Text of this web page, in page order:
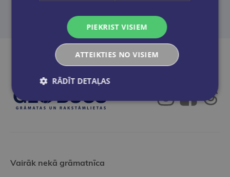
Sazināties
Vairāk nekā grāmatnīca
PIEKRIST VISIEM
ATTEIKTIES NO VISIEM
RĀDĪT DETAĻAS